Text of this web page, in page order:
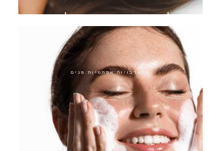
מילוי שפתיים חומצה היאלורונית
התערבויות אסתטיות פנים